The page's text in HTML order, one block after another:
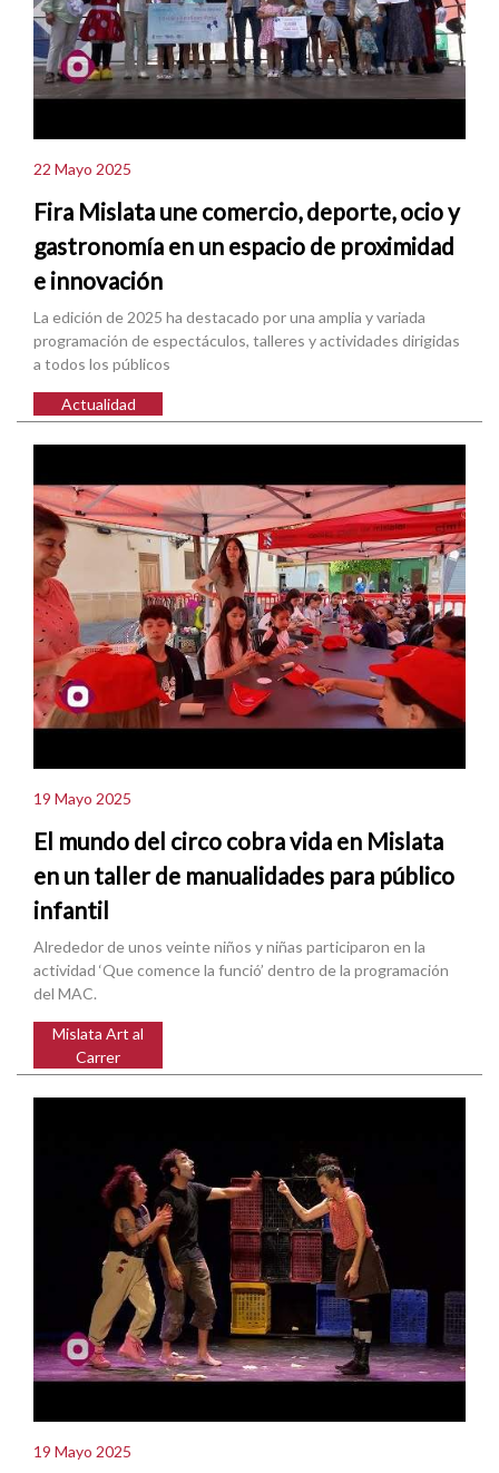
22 Mayo 2025
Fira Mislata une comercio, deporte, ocio y
gastronomía en un espacio de proximidad
e innovación
La edición de 2025 ha destacado por una amplia y variada
programación de espectáculos, talleres y actividades dirigidas
a todos los públicos
Actualidad
19 Mayo 2025
El mundo del circo cobra vida en Mislata
en un taller de manualidades para público
infantil
Alrededor de unos veinte niños y niñas participaron en la
actividad ‘Que comence la funció’ dentro de la programación
del MAC.
Mislata Art al
Carrer
19 Mayo 2025